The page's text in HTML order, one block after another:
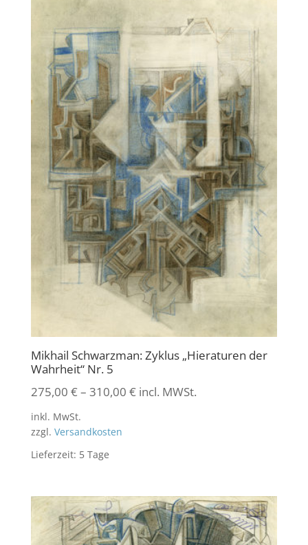
Mikhail Schwarzman: Zyklus „Hieraturen der
Wahrheit“ Nr. 5
275,00 € – 310,00 € incl. MWSt.
inkl. MwSt.
zzgl. Versandkosten
Lieferzeit: 5 Tage